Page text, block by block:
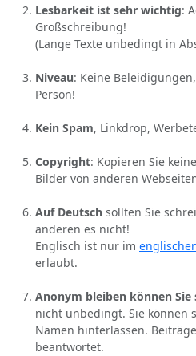
Lesbarkeit ist sehr wichtig:
Großschreibung!
(Lange Texte unbedingt in
Niveau: Keine
Person!
Kein Spam, Linkdrop,
Copyright: Kopieren Sie
Bilder von anderen
Auf Deutsch sollten Sie
anderen es nicht!
Englisch ist nur im
erlaubt.
Anonym bleiben können Sie
nicht unbedingt. Sie können
Namen hinterlassen.
beantwortet.